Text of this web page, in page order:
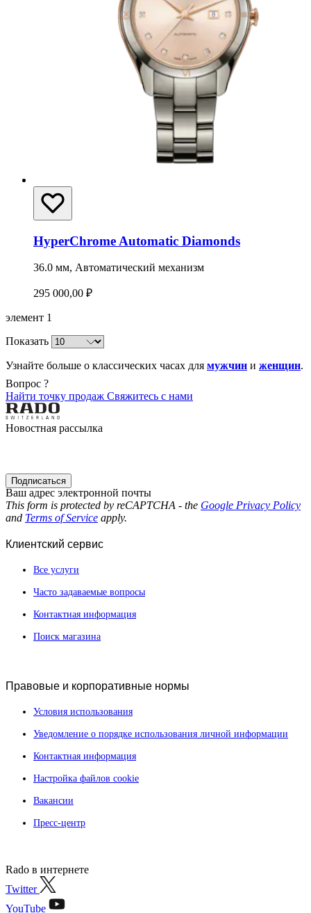
HyperChrome Automatic Diamonds
36.0 мм, Автоматический механизм
295 000,00 ₽
элемент 1
Показать
Узнайте больше о классических часах для мужчин и женщин.
Вопрос ?
Найти точку продаж Свяжитесь с нами
Новостная рассылка
Ваш адрес электронной почты
Подписаться
This form is protected by reCAPTCHA - the Google Privacy Policy
and Terms of Service apply.
Клиентский сервис
Все услуги
Часто задаваемые вопросы
Контактная информация
Поиск магазина
Правовые и корпоративные нормы
Условия использования
Уведомление о порядке использования личной информации
Контактная информация
Настройка файлов cookie
Вакансии
Пресс-центр
Rado в интернете
Twitter
YouTube